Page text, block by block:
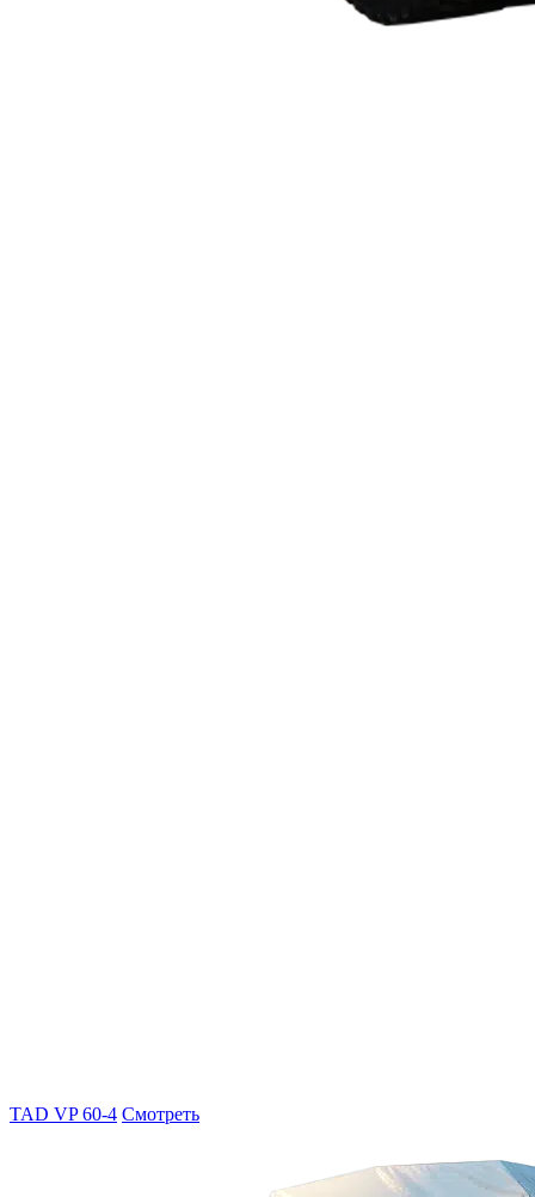
TAD VP 60-4 Смотреть